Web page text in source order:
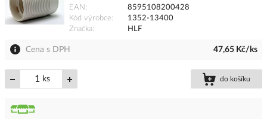
EAN
8595108200428
Kód výrobce
1352-13400
Značka
HLF
Cena s DPH 47,65 Kč/ks
ks do košíku